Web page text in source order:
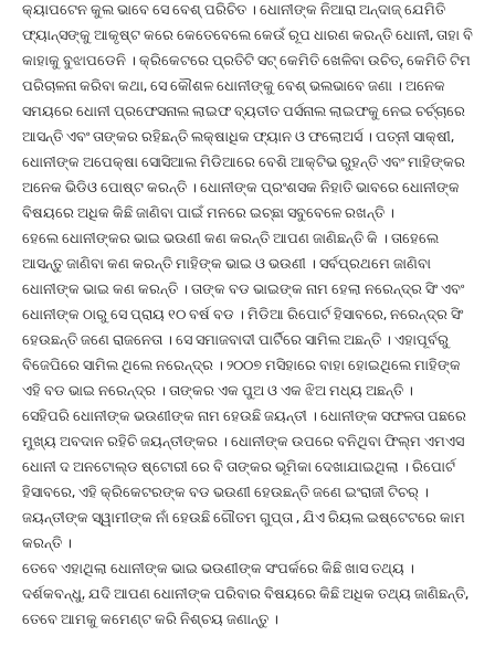
କ୍ୟାପଟେନ କୁଲ ଭାବେ ସେ ବେଶ୍ ପରିଚିତ । ଧୋନୀଙ୍କ ନିଆରା ଅନ୍ଦାଜ୍ ଯେମିତି
ଫ୍ୟାନ୍ସଙ୍କୁ ଆକୃଷ୍ଟ କରେ କେତେବେଲେ କେଉଁ ରୂପ ଧାରଣ କରନ୍ତି ଧୋନୀ, ତାହା ବି
କାହାକୁ ବୁଝାପଡେନି । କ୍ରିକେଟରେ ପ୍ରତିଟି ସଟ୍ କେମିତି ଖେଳିବା ଉଚିତ୍‌, କେମିତି ଟିମ
ପରିଚାଳନା କରିବା କଥା, ସେ କୌଶଳ ଧୋନୀଙ୍କୁ ବେଶ୍ ଭଲଭାବେ ଜଣା । ଅନେକ
ସମୟରେ ଧୋନୀ ପ୍ରଫେସନାଲ ଲାଇଫ ବ୍ୟତୀତ ପର୍ସନାଲ ଲାଇଫକୁ ନେଇ ଚର୍ଚ୍ଚାରେ
ଆସନ୍ତି ଏବଂ ତାଙ୍କର ରହିଛନ୍ତି ଲକ୍ଷାଧିକ ଫ୍ୟାନ ଓ ଫଲୋଅର୍ସ । ପତ୍ନୀ ସାକ୍ଷୀ,
ଧୋନୀଙ୍କ ଅପେକ୍ଷା ସୋସିଆଲ ମିଡିଆରେ ବେଶି ଆକ୍ଟିଭ ରୁହନ୍ତି ଏବଂ ମାହିଙ୍କର
ଅନେକ ଭିଡିଓ ପୋଷ୍ଟ କରନ୍ତି । ଧୋନୀଙ୍କ ପ୍ରଂଶସକ ନିହାତି ଭାବରେ ଧୋନୀଙ୍କ
ବିଷୟରେ ଅଧିକ କିଛି ଜାଣିବା ପାଇଁ ମନରେ ଇଚ୍ଛା ସବୁବେଳେ ରଖନ୍ତି ।
ହେଲେ ଧୋନୀଙ୍କର ଭାଇ ଭଉଣୀ କଣ କରନ୍ତି ଆପଣ ଜାଣିଛନ୍ତି କି । ତାହେଲେ
ଆସନ୍ତୁ ଜାଣିବା କଣ କରନ୍ତି ମାହିଙ୍କ ଭାଇ ଓ ଭଉଣୀ । ସର୍ବପ୍ରଥମେ ଜାଣିବା
ଧୋନୀଙ୍କ ଭାଇ କଣ କରନ୍ତି । ତାଙ୍କ ବଡ ଭାଇଙ୍କ ନାମ ହେଲା ନରେନ୍ଦ୍ର ସିଂ ଏବଂ
ଧୋନୀଙ୍କ ଠାରୁ ସେ ପ୍ରାୟ ୧୦ ବର୍ଷ ବଡ । ମିଡିଆ ରିପୋର୍ଟ ହିସାବରେ, ନରେନ୍ଦ୍ର ସିଂ
ହେଉଛନ୍ତି ଜଣେ ରାଜନେତା । ସେ ସମାଜବାଦୀ ପାର୍ଟିରେ ସାମିଲ ଅଛନ୍ତି । ଏହାପୂର୍ବରୁ
ବିଜେପିରେ ସାମିଲ ଥିଲେ ନରେନ୍ଦ୍ର । ୨୦୦୭ ମସିହାରେ ବାହା ହୋଇଥିଲେ ମାହିଙ୍କ
ଏହି ବଡ ଭାଇ ନରେନ୍ଦ୍ର । ତାଙ୍କର ଏକ ପୁଅ ଓ ଏକ ଝିଅ ମଧ୍ୟ ଅଛନ୍ତି ।
ସେହିପରି ଧୋନୀଙ୍କ ଭଉଣୀଙ୍କ ନାମ ହେଉଛି ଜୟନ୍ତୀ । ଧୋନୀଙ୍କ ସଫଳତା ପଛରେ
ମୁଖ୍ୟ ଅବଦାନ ରହିଚି ଜୟନ୍ତୀଙ୍କର । ଧୋନୀଙ୍କ ଉପରେ ବନିଥିବା ଫିଲ୍ମ ଏମଏସ
ଧୋନୀ ଦ ଅନଟୋଲ୍ଡ ଷ୍ଟୋରୀ ରେ ବି ତାଙ୍କର ଭୂମିକା ଦେଖାଯାଇଥିଲା । ରିପୋର୍ଟ
ହିସାବରେ, ଏହି କ୍ରିକେଟରଙ୍କ ବଡ ଭଉଣୀ ହେଉଛନ୍ତି ଜଣେ ଇଂରାଜୀ ଟିଚର୍ ।
ଜୟନ୍ତୀଙ୍କ ସ୍ୱାମୀଙ୍କ ନାଁ ହେଉଛି ଗୌତମ ଗୁପ୍ତା , ଯିଏ ରିୟଲ ଇଷ୍ଟେଟରେ କାମ
କରନ୍ତି ।
ତେବେ ଏହାଥିଲା ଧୋନୀଙ୍କ ଭାଇ ଭଉଣୀଙ୍କ ସଂପର୍କରେ କିଛି ଖାସ ତଥ୍ୟ ।
ଦର୍ଶକବନ୍ଧୁ, ଯଦି ଆପଣ ଧୋନୀଙ୍କ ପରିବାର ବିଷୟରେ କିଛି ଅଧିକ ତଥ୍ୟ ଜାଣିଛନ୍ତି,
ତେବେ ଆମକୁ କମେଣ୍ଟ କରି ନିଶ୍ଚୟ ଜଣାନ୍ତୁ ।